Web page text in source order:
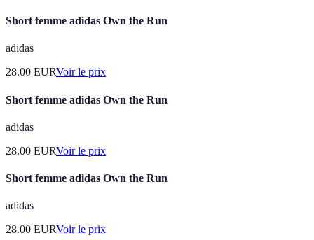
Short femme adidas Own the Run
adidas
28.00 EURVoir le prix
Short femme adidas Own the Run
adidas
28.00 EURVoir le prix
Short femme adidas Own the Run
adidas
28.00 EURVoir le prix